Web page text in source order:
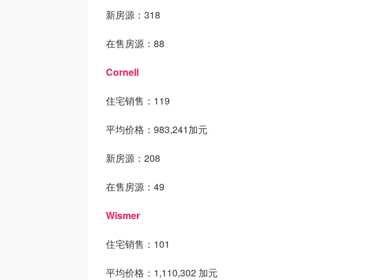
新房源：318
在售房源：88
Cornell
住宅销售：119
平均价格：983,241加元
新房源：208
在售房源：49
Wismer
住宅销售：101
平均价格：1,110,302 加元